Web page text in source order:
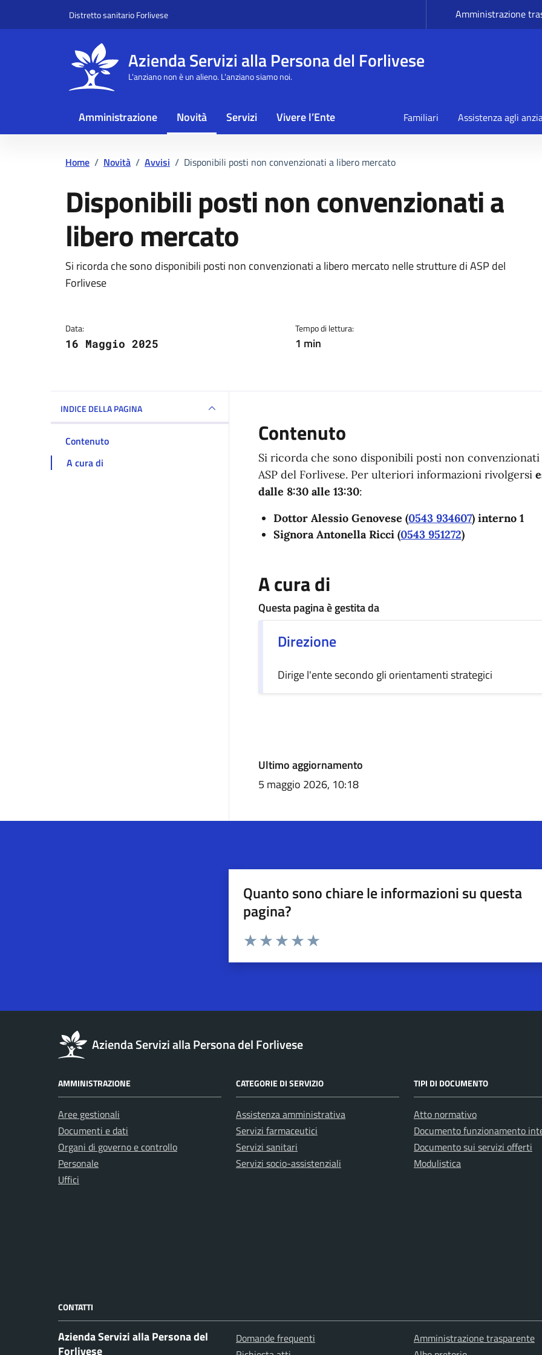
Distretto sanitario Forlivese Amministrazione
Azienda Servizi alla Persona del Forlivese
L'anziano non è un alieno. L'anziano siamo noi.
Amministrazione Novità Servizi Vivere l’Ente Familiari Assistenza agli
Home / Novità / Avvisi / Disponibili posti non convenzionati a libero mercato
Disponibili posti non convenzionati a
libero mercato
Dettagli della notizia
Si ricorda che sono disponibili posti non convenzionati a libero mercato nelle strutture di ASP del
Forlivese
Data:
16 Maggio 2025
Tempo di lettura:
1 min
INDICE DELLA PAGINA
Contenuto
A cura di
Contenuto
Si ricorda che sono disponibili posti non
ASP del Forlivese. Per ulteriori informazioni rivolgersi
dalle 8:30 alle 13:30:
Dottor Alessio Genovese (0543 934607) interno 1
Signora Antonella Ricci (0543 951272)
A cura di
Questa pagina è gestita da
Direzione
Dirige l'ente secondo gli orientamenti strategici
Ultimo aggiornamento
5 maggio 2026, 10:18
Quanto sono chiare le informazioni su questa
pagina?
Esprimi una valutazione
Azienda Servizi alla Persona del Forlivese
AMMINISTRAZIONE
Aree gestionali
Documenti e dati
Organi di governo e controllo
Personale
Uffici
CATEGORIE DI SERVIZIO
Assistenza amministrativa
Servizi farmaceutici
Servizi sanitari
Servizi socio-assistenziali
TIPI DI DOCUMENTO
Atto normativo
Documento funzionamento
Documento sui servizi offerti
Modulistica
CONTATTI
Azienda Servizi alla Persona del
Forlivese
Domande frequenti
Amministrazione trasparente